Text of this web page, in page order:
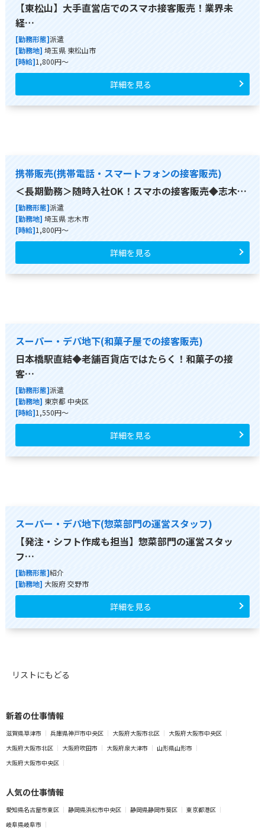
【東松山】大手直営店でのスマホ接客販売！業界未
経…
[勤務形態]派遣
[勤務地] 埼玉県 東松山市
[時給]1,800円～
詳細を見る
携帯販売(携帯電話・スマートフォンの接客販売)
＜長期勤務＞随時入社OK！スマホの接客販売◆志木…
[勤務形態]派遣
[勤務地] 埼玉県 志木市
[時給]1,800円～
詳細を見る
スーパー・デパ地下(和菓子屋での接客販売)
日本橋駅直結◆老舗百貨店ではたらく！和菓子の接
客…
[勤務形態]派遣
[勤務地] 東京都 中央区
[時給]1,550円～
詳細を見る
スーパー・デパ地下(惣菜部門の運営スタッフ)
【発注・シフト作成も担当】惣菜部門の運営スタッ
フ…
[勤務形態]紹介
[勤務地] 大阪府 交野市
詳細を見る
リストにもどる
新着の仕事情報
滋賀県草津市 兵庫県神戸市中央区 大阪府大阪市北区
大阪府大阪市中央区
大阪府大阪市北区
大阪府吹田市 大阪府泉大津市
山形県山形市
大阪府大阪市中央区
人気の仕事情報
愛知県名古屋市東区 静岡県浜松市中央区 静岡県静岡市葵区
東京都港区
岐阜県岐阜市